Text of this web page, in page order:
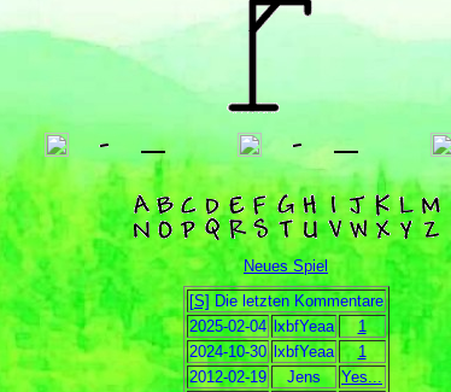
Neues Spiel
[S] Die letzten Kommentare
2025-02-04
lxbfYeaa
1
2024-10-30
lxbfYeaa
1
2012-02-19
Jens
Yes...